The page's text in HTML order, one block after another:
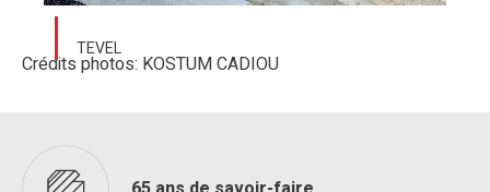
TEVEL
Crédits photos: KOSTUM CADIOU